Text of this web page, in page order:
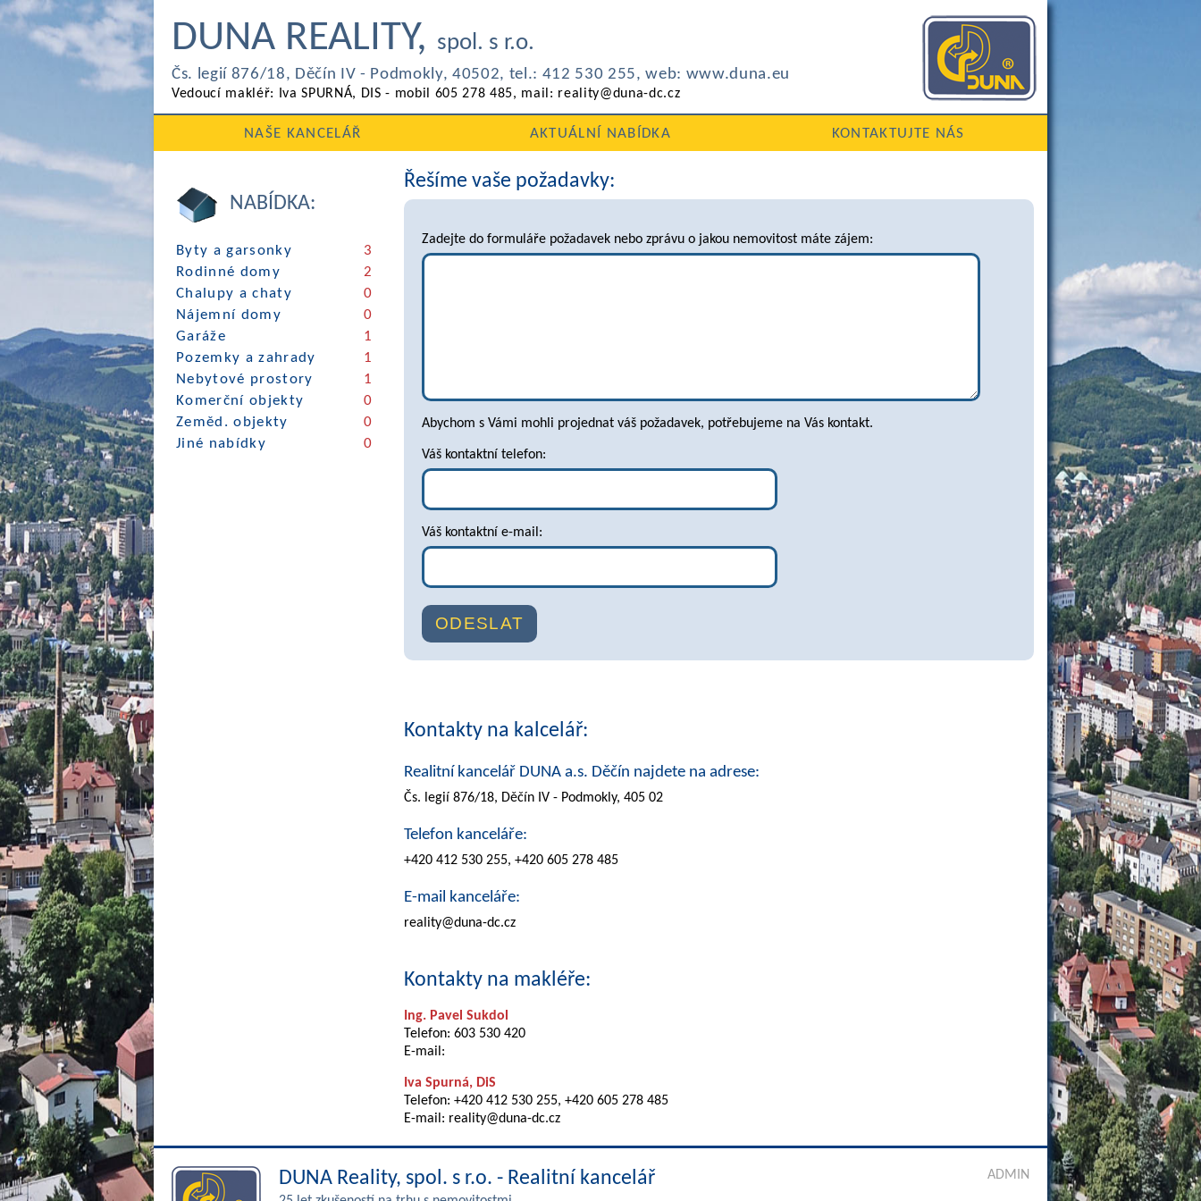
DUNA REALITY, spol. s r.o.
Čs. legií 876/18, Děčín IV - Podmokly, 40502, tel.: 412 530 255, web: www.duna.eu
Vedoucí makléř: Iva SPURNÁ, DIS - mobil 605 278 485, mail: reality@duna-dc.cz
NAŠE KANCELÁŘ AKTUÁLNÍ NABÍDKA KONTAKTUJTE NÁS
NABÍDKA:
Byty a garsonky
3
Rodinné domy
2
Chalupy a chaty
0
Nájemní domy
0
Garáže
1
Pozemky a zahrady
1
Nebytové prostory
1
Komerční objekty
0
Zeměd. objekty
0
Jiné nabídky
0
Řešíme vaše požadavky:
Zadejte do formuláře požadavek nebo zprávu o jakou nemovitost máte zájem:
Abychom s Vámi mohli projednat váš požadavek, potřebujeme na Vás kontakt.
Váš kontaktní telefon:
Váš kontaktní e-mail:
Kontakty na kalcelář:
Realitní kancelář DUNA a.s. Děčín najdete na adrese:
Čs. legií 876/18, Děčín IV - Podmokly, 405 02
Telefon kanceláře:
+420 412 530 255, +420 605 278 485
E-mail kanceláře:
reality@duna-dc.cz
Kontakty na makléře:
Ing. Pavel Sukdol
Telefon: 603 530 420
E-mail:
Iva Spurná, DiS
Telefon: +420 412 530 255, +420 605 278 485
E-mail: reality@duna-dc.cz
ADMIN
DUNA Reality, spol. s r.o. - Realitní kancelář